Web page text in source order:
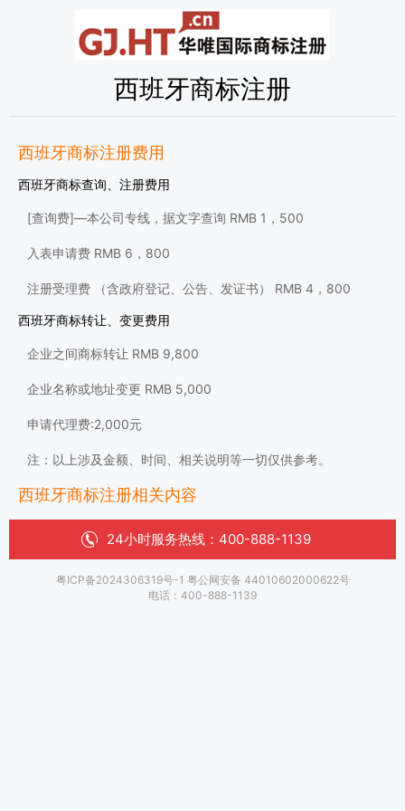
西班牙商标注册
西班牙商标注册费用
西班牙商标查询、注册费用
[查询费]—本公司专线，据文字查询 RMB 1，500
入表申请费 RMB 6，800
注册受理费 （含政府登记、公告、发证书） RMB 4，800
西班牙商标转让、变更费用
企业之间商标转让 RMB 9,800
企业名称或地址变更 RMB 5,000
申请代理费:2,000元
注：以上涉及金额、时间、相关说明等一切仅供参考。
西班牙商标注册相关内容
24小时服务热线： 400-888-1139
粤ICP备2024306319号-1 粤公网安备 44010602000622号
电话：400-888-1139